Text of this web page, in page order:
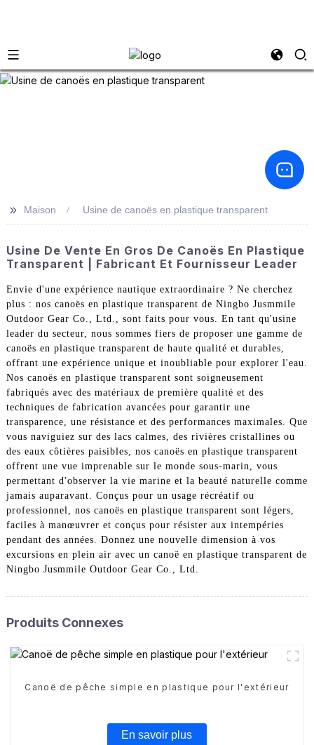
>> Maison Usine de canoës en plastique transparent
Usine De Vente En Gros De Canoës En Plastique
Transparent | Fabricant Et Fournisseur Leader
Envie d'une expérience nautique extraordinaire ? Ne cherchez
plus : nos canoës en plastique transparent de Ningbo Jusmmile
Outdoor Gear Co., Ltd., sont faits pour vous. En tant qu'usine
leader du secteur, nous sommes fiers de proposer une gamme de
canoës en plastique transparent de haute qualité et durables,
offrant une expérience unique et inoubliable pour explorer l'eau.
Nos canoës en plastique transparent sont soigneusement
fabriqués avec des matériaux de première qualité et des
techniques de fabrication avancées pour garantir une
transparence, une résistance et des performances maximales. Que
vous naviguiez sur des lacs calmes, des rivières cristallines ou
des eaux côtières paisibles, nos canoës en plastique transparent
offrent une vue imprenable sur le monde sous-marin, vous
permettant d'observer la vie marine et la beauté naturelle comme
jamais auparavant. Conçus pour un usage récréatif ou
professionnel, nos canoës en plastique transparent sont légers,
faciles à manœuvrer et conçus pour résister aux intempéries
pendant des années. Donnez une nouvelle dimension à vos
excursions en plein air avec un canoë en plastique transparent de
Ningbo Jusmmile Outdoor Gear Co., Ltd.
Produits Connexes
Canoë de pêche simple en plastique pour l'extérieur
En savoir plus